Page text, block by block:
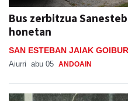
Bus zerbitzua
honetan
SAN ESTEBAN JAIAK
Aiurri abu 05 ANDOAIN